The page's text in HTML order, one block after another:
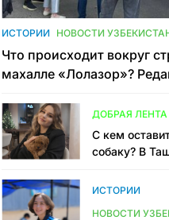
ИСТОРИИ НОВОСТИ
Что происходит вокруг
махалле «Лолазор»?
конфликта
ДОБРАЯ ЛЕНТА
С кем
собаку? В
ИСТОРИИ
НОВОСТИ